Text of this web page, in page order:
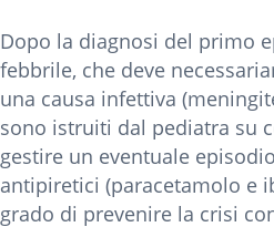
Dopo la diagnosi del primo
febbrile, che deve
una causa infettiva
sono istruiti dal pediatra su
gestire un eventuale
antipiretici (paracetamolo e
grado di prevenire la crisi